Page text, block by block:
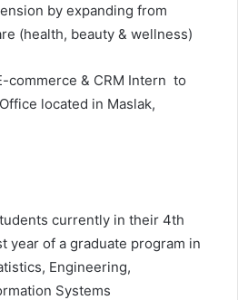
by expanding from
(health, beauty & wellness)
commerce & CRM Intern to
located in Maslak,
currently in their 4th
year of a graduate program in
Engineering,
Systems